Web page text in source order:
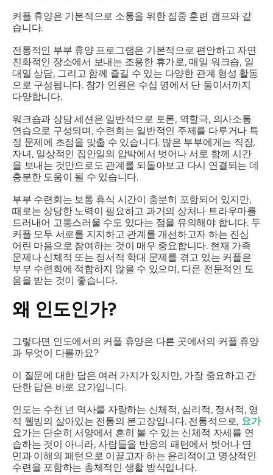
커플 휴양은 기본적으로 소통을 위한 집중 훈련 캠프와 같
습니다.
전통적인 부부 휴양 프로그램은 기본적으로 편안하고 자연
친화적인 장소에서 보내는 조용한 휴가로, 매일 워크숍, 일
대일 상담, 그리고 함께 즐길 수 있는 다양한 관계 형성 활동
으로 구성됩니다. 참가 인원은 수십 명에서 단 둘이서까지
다양합니다.
워크숍과 상담 세션은 일반적으로 토론, 역할극, 의사소통
연습으로 구성되며, 수련회는 일반적인 주제를 다루거나 특
정 문제에 초점을 맞출 수 있습니다. 많은 부부에게는 직장,
자녀, 일상적인 집안일의 압박에서 벗어나 서로 함께 시간
을 보내는 것만으로도 관계를 되돌아보고 다시 연결되는 데
충분한 도움이 될 수 있습니다.
부부 수련회는 보통 휴식 시간이 충분히 포함되어 있지만,
때로는 상당한 노력이 필요하고 과거의 상처나 트라우마를
드러내어 고통스러울 수도 있다는 점을 유의해야 합니다. 두
커플 모두 서로를 지지하고 관계를 개선하고자 하는 진심
어린 마음으로 참여하는 것이 매우 중요합니다. 현재 가족
문제나 신체적 또는 정서적 학대 문제를 겪고 있는 커플은
부부 수련회에 적합하지 않을 수 있으며, 다른 전문적인 도
움을 받는 것이 좋습니다.
왜 인도인가?
그렇다면 인도에서의 커플 휴양은 다른 곳에서의 커플 휴양
과 무엇이 다를까요?
이 질문에 대한 답은 여러 가지가 있지만, 가장 중요하고 간
단한 답은 바로 요가입니다.
인도는 수천 년 역사를 자랑하는 신체적, 심리적, 정서적, 영
적 웰빙의 살아있는 전통의 본고장입니다. 전통적으로, 요가
요가는 단순히 서양에서 흔히 볼 수 있는 신체적 자세를 연
습하는 것이 아니라, 사람들을 반응의 패턴에서 벗어나 연
민과 이해의 패턴으로 이끌고자 하는 윤리적이고 명상적인
수련을 포함하는 총체적인 생활 방식입니다.